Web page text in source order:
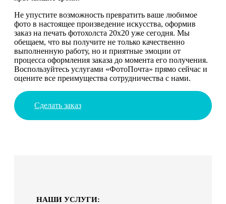
Не упустите возможность превратить ваше любимое
фото в настоящее произведение искусства, оформив
заказ на печать фотохолста 20х20 уже сегодня. Мы
обещаем, что вы получите не только качественно
выполненную работу, но и приятные эмоции от
процесса оформления заказа до момента его получения.
Воспользуйтесь услугами «ФотоПочта» прямо сейчас и
оцените все преимущества сотрудничества с нами.
Сделать заказ
НАШИ УСЛУГИ: